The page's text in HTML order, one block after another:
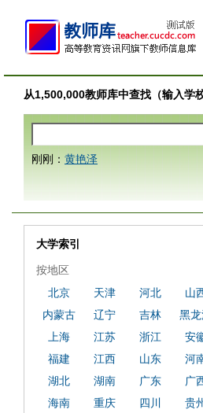
从1,500,000教师库中查找（输入学
刚刚： 黄艳泽
大学索引
按地区
北京
天津 河北
山
内蒙古
辽宁 吉林
黑龙
上海
江苏 浙江
安
福建
江西 山东
河
湖北
湖南 广东
广
海南
重庆 四川
贵